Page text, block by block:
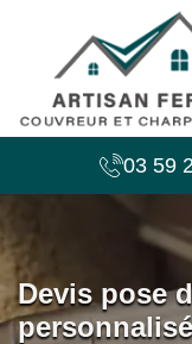
03 59
Devis pose